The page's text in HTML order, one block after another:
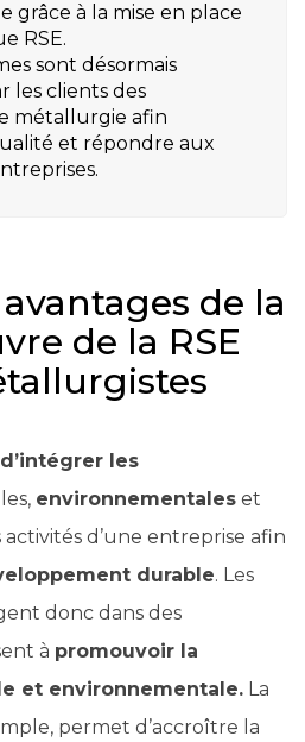
grâce à la mise en place
RSE.
sont désormais
les clients des
métallurgie afin
et répondre aux
de la
de la RSE
d’intégrer les
environnementales et
d’une entreprise afin
durable. Les
donc dans des
à promouvoir la
et environnementale. La
permet d’accroître la